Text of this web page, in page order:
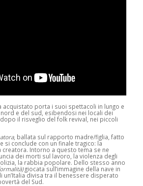
acquistato porta i suoi spettacoli in lungo e
nord e del sud, esibendosi nei locali dei
il risveglio del folk revival, nei piccoli
, ballata sul rapporto madre/figlia, fatto
si conclude con un finale tragico: la
creatora. Intorno a questo tema se ne
dei morti sul lavoro, la violenza degli
la rabbia popolare. Dello stesso anno
giocata sull’immagine della nave in
un’Italia divisa tra il benessere disperato
del Sud.